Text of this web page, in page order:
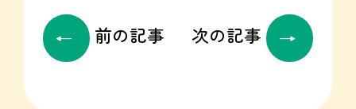
前の記事 次の記事